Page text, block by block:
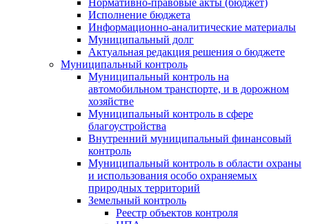
Нормативно-правовые акты (бюджет)
Исполнение бюджета
Информационно-аналитические материалы
Муниципальный долг
Актуальная редакция решения о бюджете
Муниципальный контроль
Муниципальный контроль на
автомобильном транспорте, и в дорожном
хозяйстве
Муниципальный контроль в сфере
благоустройства
Внутренний муниципальный финансовый
контроль
Муниципальный контроль в области охраны
и использования особо охраняемых
природных территорий
Земельный контроль
Реестр объектов контроля